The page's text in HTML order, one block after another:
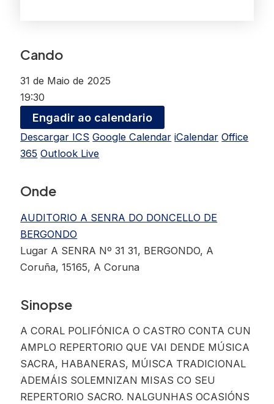
Cando
31 de Maio de 2025
19:30
Engadir ao calendario
Descargar ICS Google Calendar iCalendar Office
365 Outlook Live
Onde
AUDITORIO A SENRA DO DONCELLO DE
BERGONDO
Lugar A SENRA Nº 31 31, BERGONDO, A
Coruña, 15165, A Coruna
Sinopse
A CORAL POLIFÓNICA O CASTRO CONTA CUN
AMPLO REPERTORIO QUE VAI DENDE MÚSICA
SACRA, HABANERAS, MÚISCA TRADICIONAL
ADEMÁIS SOLEMNIZAN MISAS CO SEU
REPERTORIO SACRO. NALGUNHAS OCASIÓNS